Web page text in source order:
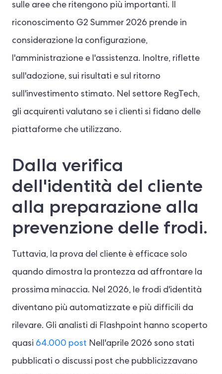
sulle aree che ritengono più importanti. Il
riconoscimento G2 Summer 2026 prende in
considerazione la configurazione,
l'amministrazione e l'assistenza. Inoltre, riflette
sull'adozione, sui risultati e sul ritorno
sull'investimento stimato. Nel settore RegTech,
gli acquirenti valutano se i clienti si fidano delle
piattaforme che utilizzano.
Dalla verifica
dell'identità del cliente
alla preparazione alla
prevenzione delle frodi.
Tuttavia, la prova del cliente è efficace solo
quando dimostra la prontezza ad affrontare la
prossima minaccia. Nel 2026, le frodi d'identità
diventano più automatizzate e più difficili da
rilevare. Gli analisti di Flashpoint hanno scoperto
quasi 64.000 post Nell'aprile 2026 sono stati
pubblicati o discussi post che pubblicizzavano